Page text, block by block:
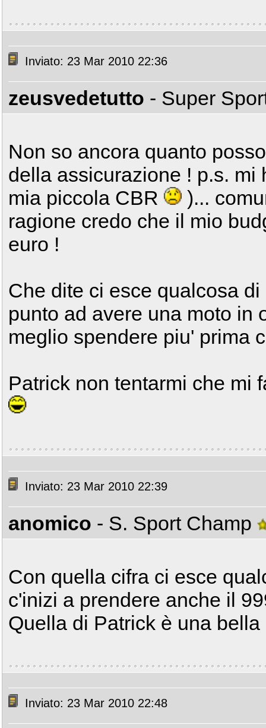
Inviato: 23 Mar 2010 22:36
zeusvedetutto - Super
Non so ancora quanto
della assicurazione ! p.s.
mia piccola CBR
)...
ragione credo che il mio
euro !
Che dite ci esce qualcosa
punto ad avere una moto in
meglio spendere piu' prima
Patrick non tentarmi che mi
Inviato: 23 Mar 2010 22:39
anomico - S. Sport Champ
Con quella cifra ci esce
c'inizi a prendere anche il
Quella di Patrick è una
Inviato: 23 Mar 2010 22:48